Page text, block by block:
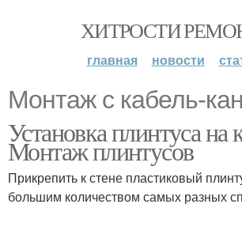
ХИТРОСТИ
главная новости
Монтаж с кабель-
Установка плинтуса на
Монтаж плинтусов
Прикрепить к стене пластиковый
большим количеством самых разных